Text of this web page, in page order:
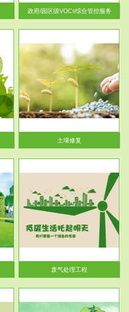
政府/园区级VOCs综合管控服务
土壤修复
废气处理工程